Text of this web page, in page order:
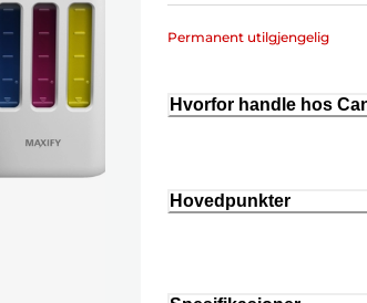
Permanent utilgjengelig
Hvorfor handle hos
Hovedpunkter